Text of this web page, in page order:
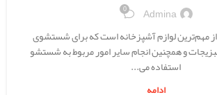
Admina
0
مهم‌ترین لوازم آشپزخانه است که برای شستشوی
و همچنین انجام سایر امور مربوط به شستشو
استفاده می...
ادامه